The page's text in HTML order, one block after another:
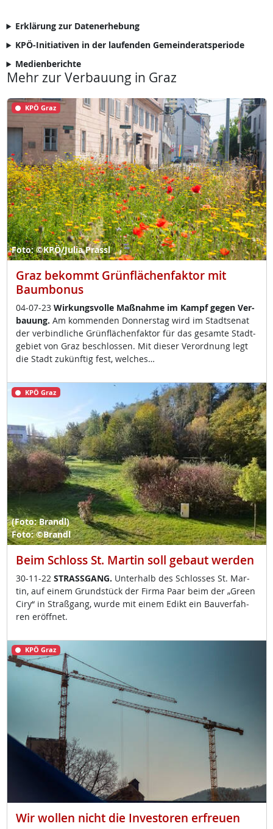
Erklärung zur Datenerhebung
KPÖ-Initiativen in der laufenden Gemeinderatsperiode
Medienberichte
Mehr zur Verbauung in Graz
KPÖ Graz
Foto: ©KPÖ/Julia Prassl
Graz bekommt Grünflächenfaktor mit
Baumbonus
04-07-23 Wir­kungs­vol­le Maß­nah­me im Kampf ge­gen Ver­
bau­ung. Am kom­men­den Don­ners­tag wird im Stadt­se­nat
der ver­bind­li­che Grün­flächen­fak­tor für das ge­sam­te Stadt­
ge­biet von Graz be­sch­los­sen. Mit die­ser Ver­ord­nung legt
die Stadt zu­künf­tig fest, wel­ches…
KPÖ Graz
(Foto: Brandl)
Foto: ©Brandl
Beim Schloss St. Martin soll gebaut werden
30-11-22 STRASS­GANG. Un­ter­halb des Sch­los­ses St. Mar­
tin, auf ei­nem Grund­stück der Fir­ma Paar beim der „Gre­en
Ciry“ in Straß­gang, wur­de mit ei­nem Edikt ein Bau­ver­fah­
ren er­öff­net.
KPÖ Graz
Wir wollen nicht die Investoren erfreuen